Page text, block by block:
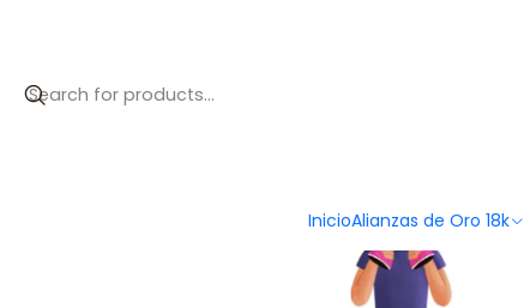
InicioAlianzas de Oro 18k